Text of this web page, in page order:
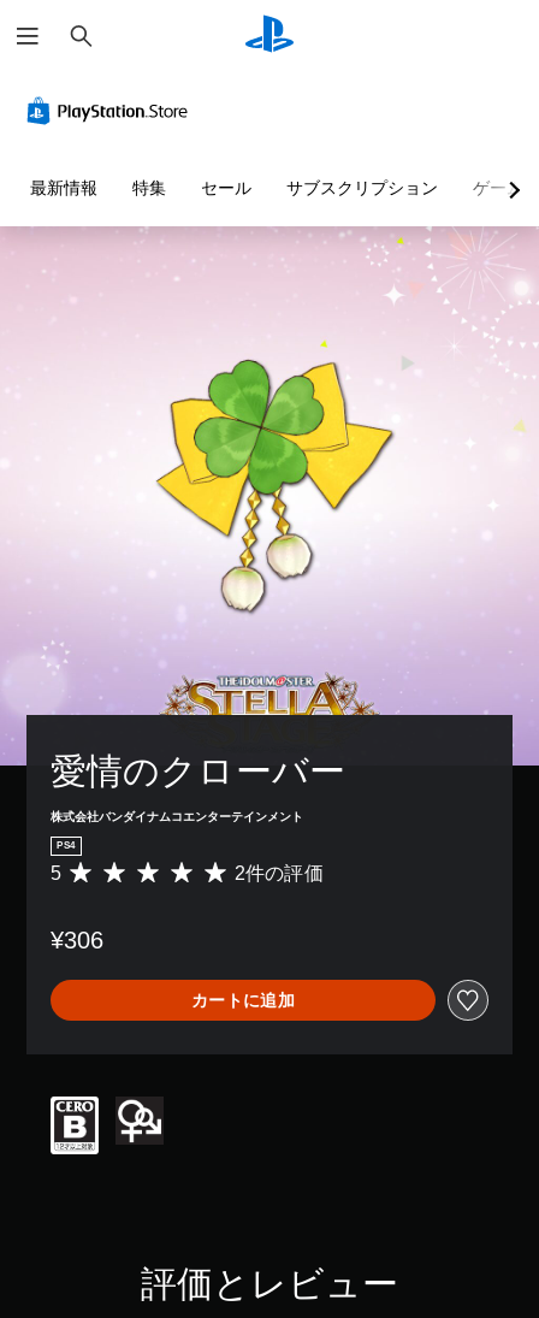
索
最新情報 特集 セール サブスクリプション ゲーム
愛情のクローバー
株式会社バンダイナムコエンターテインメント
PS4
評
は
、
平
均
5
段
階
5 2件の評価
¥306
カートに追加
評価とレビュー